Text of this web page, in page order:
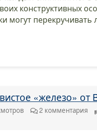
конструктивных
могут перекручивать
«железо» от
2 комментария